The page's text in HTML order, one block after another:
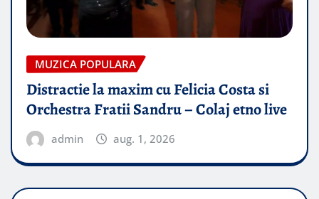
MUZICA POPULARA
Distractie la maxim cu Felicia Costa si
Orchestra Fratii Sandru – Colaj etno live
admin aug. 1, 2026